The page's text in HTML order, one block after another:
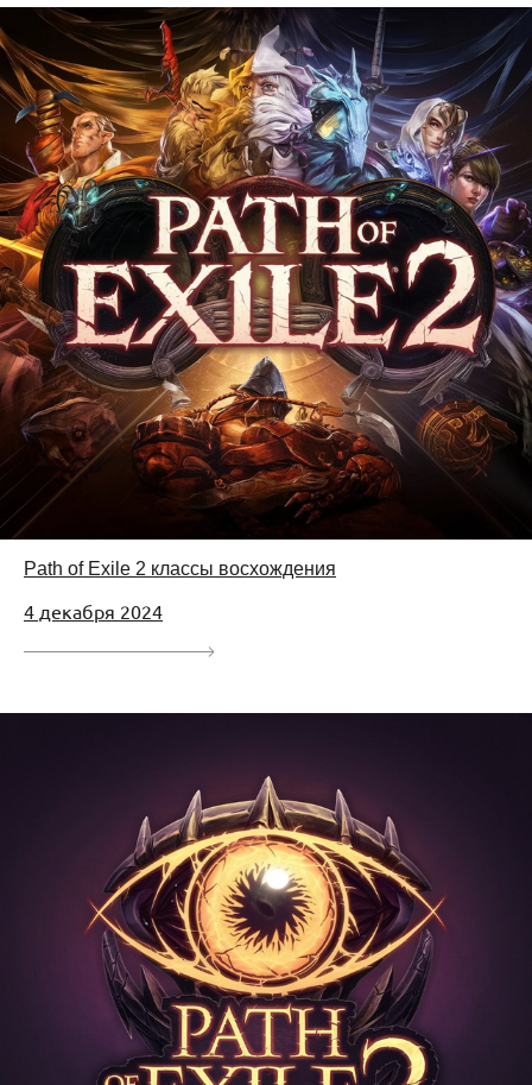
Path of Exile 2 классы восхождения
4 декабря 2024